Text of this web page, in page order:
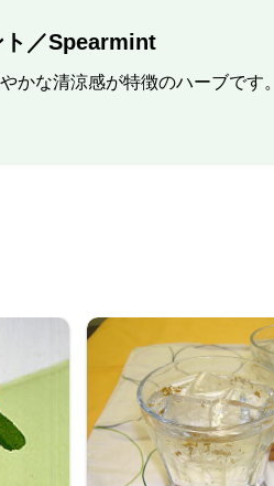
ト／Spearmint
かな清涼感が特徴のハーブです。